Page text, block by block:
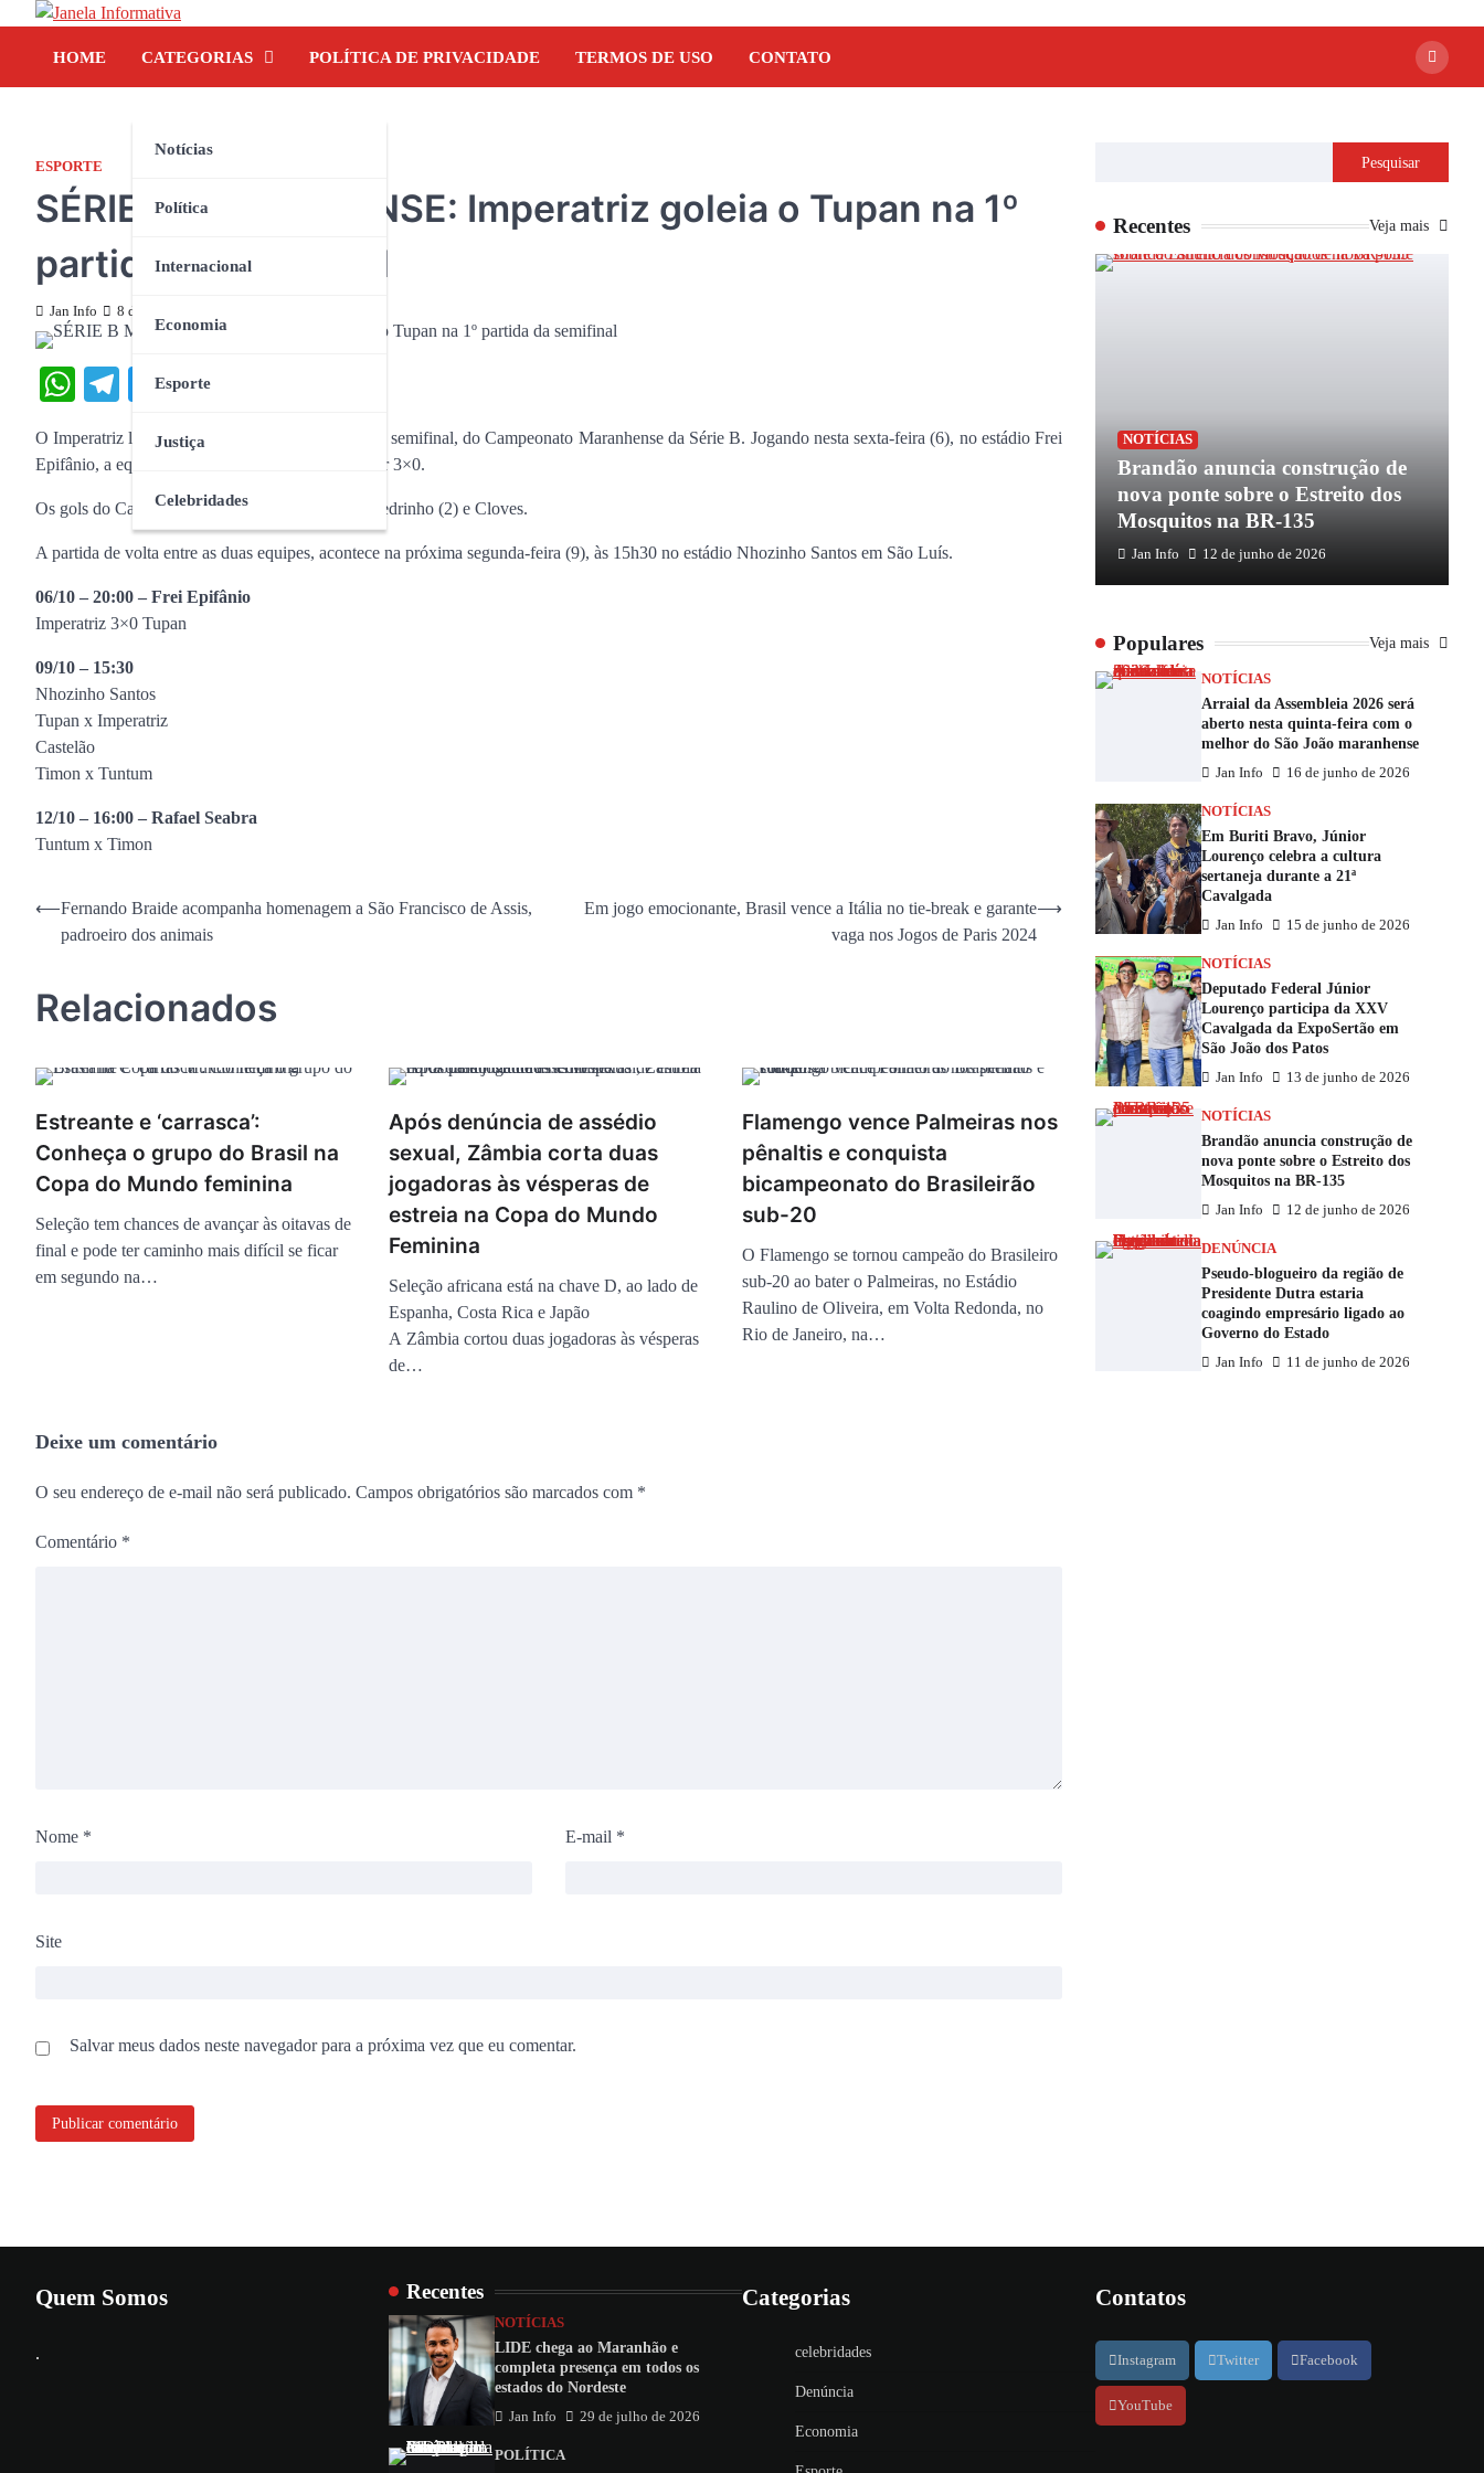
HOME CATEGORIAS
Notícias
Política
Internacional
Economia
Esporte
Justiça
Celebridades
POLÍTICA DE PRIVACIDADE TERMOS DE USO CONTATO
ESPORTE
SÉRIE B MARANHENSE: Imperatriz goleia o Tupan na 1º
partida da semifinal
Jan Info 8 de outubro de 2023
WhatsApp
Telegram
TwitterFacebook
O Imperatriz levou a melhor, no primeiro duelo da semifinal, do Campeonato Maranhense da Série B. Jogando nesta sexta-feira (6), no estádio Frei
Epifânio, a equipe enfrentou o Tupan e venceu por 3×0.
Os gols do Cavalo de Aço, foram marcados por Pedrinho (2) e Cloves.
A partida de volta entre as duas equipes, acontece na próxima segunda-feira (9), às 15h30 no estádio Nhozinho Santos em São Luís.
06/10 – 20:00 – Frei Epifânio
Imperatriz 3×0 Tupan
09/10 – 15:30
Nhozinho Santos
Tupan x Imperatriz
Castelão
Timon x Tuntum
12/10 – 16:00 – Rafael Seabra
Tuntum x Timon
Navegação
⟵Fernando Braide acompanha homenagem a São Francisco de Assis,
padroeiro dos animais
Em jogo emocionante, Brasil vence a Itália no tie-break e garante
vaga nos Jogos de Paris 2024
⟶
Relacionados
Estreante e ‘carrasca’:
Conheça o grupo do Brasil na
Copa do Mundo feminina
Seleção tem chances de avançar às oitavas de
final e pode ter caminho mais difícil se ficar
em segundo na…
Após denúncia de assédio
sexual, Zâmbia corta duas
jogadoras às vésperas de
estreia na Copa do Mundo
Feminina
Seleção africana está na chave D, ao lado de
Espanha, Costa Rica e Japão
A Zâmbia cortou duas jogadoras às vésperas
de…
Flamengo vence Palmeiras nos
pênaltis e conquista
bicampeonato do Brasileirão
sub-20
O Flamengo se tornou campeão do Brasileiro
sub-20 ao bater o Palmeiras, no Estádio
Raulino de Oliveira, em Volta Redonda, no
Rio de Janeiro, na…
Deixe um comentário
O seu endereço de e-mail não será publicado. Campos obrigatórios são marcados com *
Comentário *
Nome * E-mail *
Site
Salvar meus dados neste navegador para a próxima vez que eu comentar.
Pesquisar
Recentes Veja mais
NOTÍCIAS
Jan Info 11 de junho de 2026
NOTÍCIAS
Brandão anuncia construção de
nova ponte sobre o Estreito dos
Mosquitos na BR-135
Jan Info 12 de junho de 2026
Populares Veja mais
NOTÍCIAS
Arraial da Assembleia 2026 será
aberto nesta quinta-feira com o
melhor do São João maranhense
Jan Info 16 de junho de 2026
NOTÍCIAS
Em Buriti Bravo, Júnior
Lourenço celebra a cultura
sertaneja durante a 21ª
Cavalgada
Jan Info 15 de junho de 2026
NOTÍCIAS
Deputado Federal Júnior
Lourenço participa da XXV
Cavalgada da ExpoSertão em
São João dos Patos
Jan Info 13 de junho de 2026
NOTÍCIAS
Brandão anuncia construção de
nova ponte sobre o Estreito dos
Mosquitos na BR-135
Jan Info 12 de junho de 2026
DENÚNCIA
Pseudo-blogueiro da região de
Presidente Dutra estaria
coagindo empresário ligado ao
Governo do Estado
Jan Info 11 de junho de 2026
Quem Somos
.
Recentes
NOTÍCIAS
LIDE chega ao Maranhão e
completa presença em todos os
estados do Nordeste
Jan Info 29 de julho de 2026
POLÍTICA
Categorias
celebridades
Denúncia
Economia
Contatos
Instagram Twitter Facebook
YouTube